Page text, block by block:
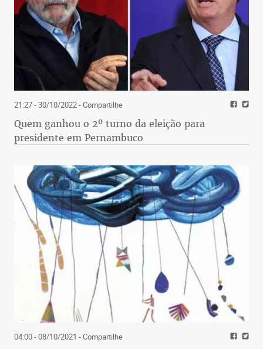
21:27 - 30/10/2022- Compartilhe
Quem ganhou o 2º turno da eleição para
presidente em Pernambuco
04:00 - 08/10/2021 - Compartilhe